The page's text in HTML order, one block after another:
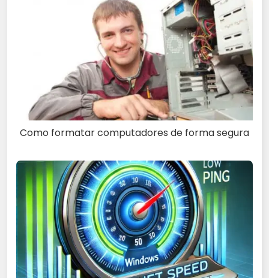
Como formatar computadores de forma segura